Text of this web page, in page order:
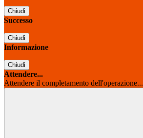
Chiudi
Successo
Chiudi
Informazione
Chiudi
Attendere...
Attendere il completamento dell'operazione...